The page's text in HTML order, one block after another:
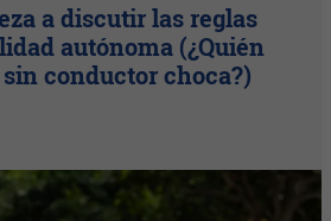
a discutir las reglas
autónoma (¿Quién
conductor choca?)